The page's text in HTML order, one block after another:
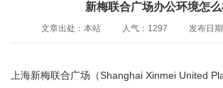
新梅联合广场办公环境怎
文章出处：本站 人气：1297 发布日
上海新梅联合广场（Shanghai Xinmei United